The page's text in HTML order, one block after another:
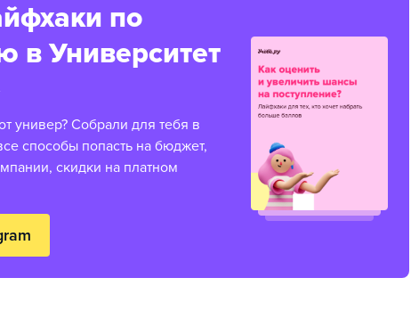
по
в Университет
универ? Собрали для тебя в
способы попасть на бюджет,
скидки на платном